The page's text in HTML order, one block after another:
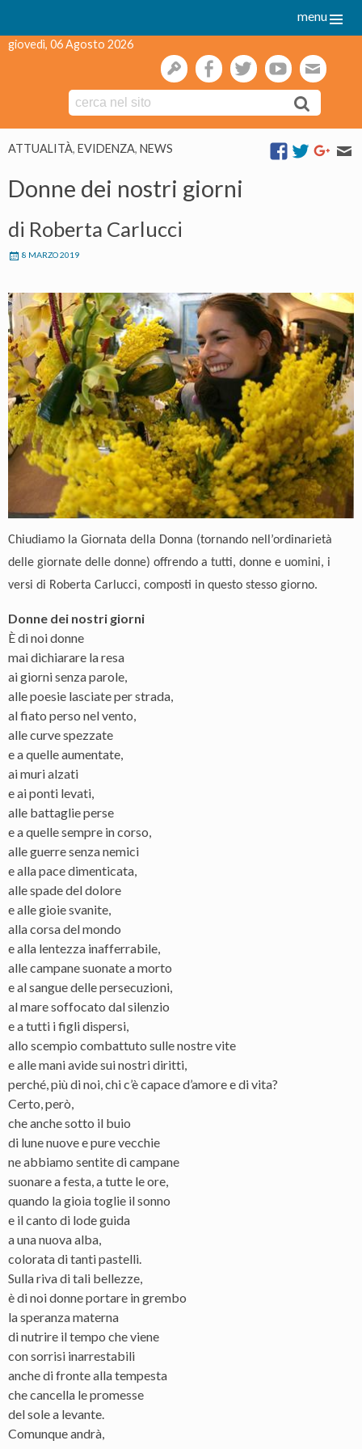
menu
giovedì, 06 Agosto 2026
gestionefacebooktwitteryoutube
to
ATTUALITÀ, EVIDENZA, NEWS
Donne dei nostri giorni
di Roberta Carlucci
8 MARZO 2019
Chiudiamo la Giornata della Donna (tornando nell’ordinarietà
delle giornate delle donne) offrendo a tutti, donne e uomini, i
versi di Roberta Carlucci, composti in questo stesso giorno.
Donne dei nostri giorni
È di noi donne
mai dichiarare la resa
ai giorni senza parole,
alle poesie lasciate per strada,
al fiato perso nel vento,
alle curve spezzate
e a quelle aumentate,
ai muri alzati
e ai ponti levati,
alle battaglie perse
e a quelle sempre in corso,
alle guerre senza nemici
e alla pace dimenticata,
alle spade del dolore
e alle gioie svanite,
alla corsa del mondo
e alla lentezza inafferrabile,
alle campane suonate a morto
e al sangue delle persecuzioni,
al mare soffocato dal silenzio
e a tutti i figli dispersi,
allo scempio combattuto sulle nostre vite
e alle mani avide sui nostri diritti,
perché, più di noi, chi c’è capace d’amore e di vita?
Certo, però,
che anche sotto il buio
di lune nuove e pure vecchie
ne abbiamo sentite di campane
suonare a festa, a tutte le ore,
quando la gioia toglie il sonno
e il canto di lode guida
a una nuova alba,
colorata di tanti pastelli.
Sulla riva di tali bellezze,
è di noi donne portare in grembo
la speranza materna
di nutrire il tempo che viene
con sorrisi inarrestabili
anche di fronte alla tempesta
che cancella le promesse
del sole a levante.
Comunque andrà,